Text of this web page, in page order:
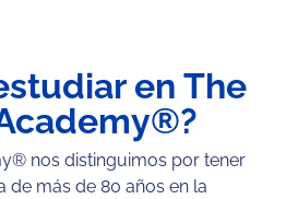
en The
nos distinguimos por tener
de más de 80 años en la